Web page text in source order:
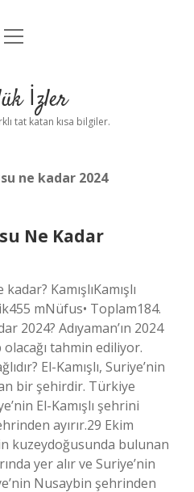
Uyarı
menüyü
İzler
tat katan kısa bilgiler.
ne kadar 2024
Ne Kadar
KamışlıKamışlı
2024? Adıyaman’ın 2024
olacağı tahmin ediliyor.
El-Kamışlı, Suriye’nin
bir şehirdir. Türkiye
El-Kamışlı şehrini
ayırır.29 Ekim
kuzeydoğusunda bulunan
yer alır ve Suriye’nin
Nusaybin şehrinden